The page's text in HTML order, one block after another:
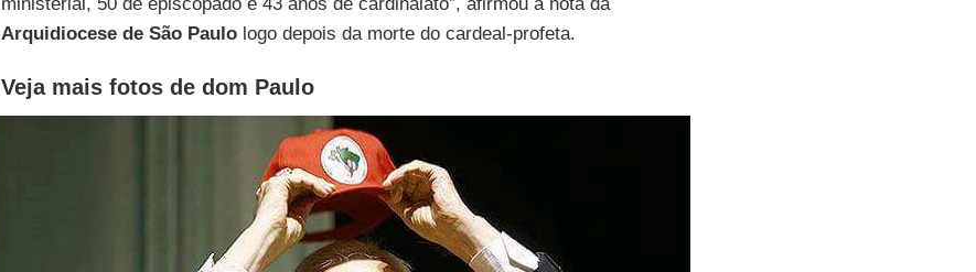
Arquidiocese de São Paulologo depois da morte do cardeal-profeta.
Veja mais fotos de dom Paulo